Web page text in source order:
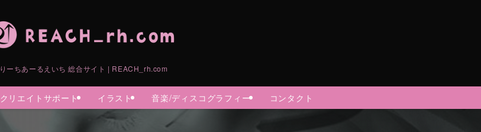
りーちあーるえいち 総合サイト | REACH_rh.com
クリエイトサポート イラスト 音楽/ディスコグラフィー コンタクト